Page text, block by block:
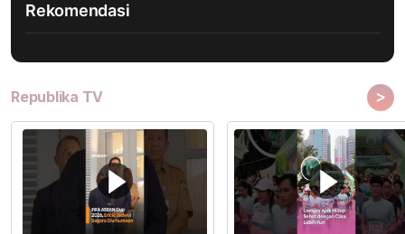
Rekomendasi
Republika TV >